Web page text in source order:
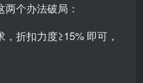
个办法破局：
，折扣力度≥15% 即可，